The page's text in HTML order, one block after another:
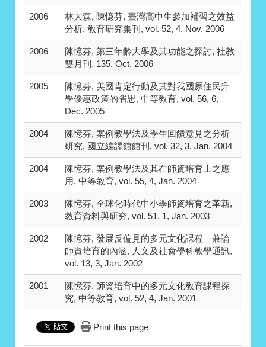
2006
林大森, 陳憶芬, 臺灣高中生參加補習之效益
分析, 教育研究集刊, vol. 52, 4, Nov. 2006
2006
陳憶芬, 第三年齡大學及其功能之探討, 社教
雙月刊, 135, Oct. 2006
2005
陳憶芬, 美國肯定行動及其對我國原住民升
學優惠政策的省思, 中等教育, vol. 56, 6,
Dec. 2005
2004
陳憶芬, 案例教學法及學生回饋意見之分析
研究, 國立編譯館館刊, vol. 32, 3, Jan. 2004
2004
陳憶芬, 案例教學法及其在師資培育上之應
用, 中等教育, vol. 55, 4, Jan. 2004
2003
陳憶芬, 全球化時代中小學師資培育之革新,
教育資料與研究, vol. 51, 1, Jan. 2003
2002
陳憶芬, 發展反偏見的多元文化課程—兼論
師資培育的內涵, 人文及社會學科教學通訊,
vol. 13, 3, Jan. 2002
2001
陳憶芬, 師資培育中的多元文化教育課程探
究, 中等教育, vol. 52, 4, Jan. 2001
Print this page